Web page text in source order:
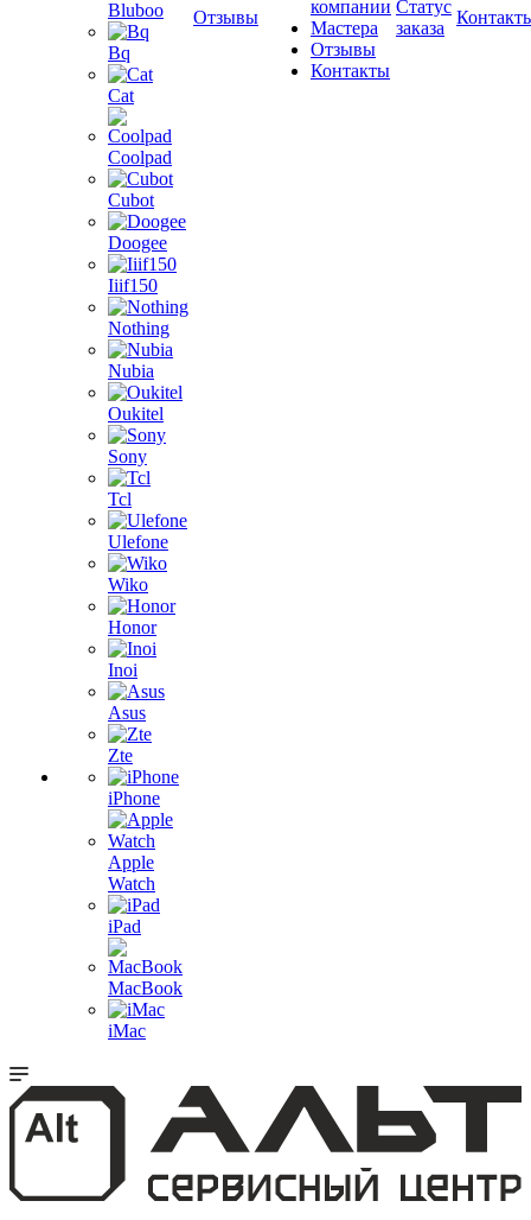
Bluboo
Bq
Cat
Coolpad
Cubot
Doogee
Iiif150
Nothing
Nubia
Oukitel
Sony
Tcl
Ulefone
Wiko
Honor
Inoi
Asus
Zte
iPhone
Apple
Watch
iPad
MacBook
iMac
Отзывы
компании
Мастера
Отзывы
Контакты
Статус
заказа